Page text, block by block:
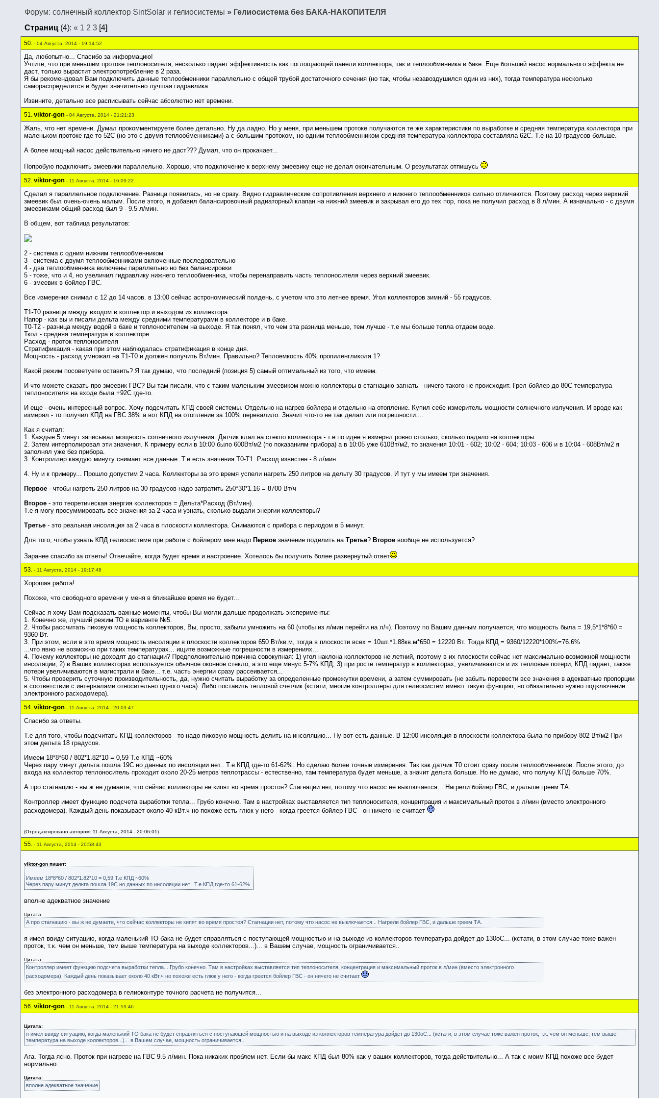
Форум: солнечный коллектор SintSolar и гелиосистемы » Гелиосистема без БАКА-НАКОПИТЕЛЯ
Страниц(4): « 1 2 3 [4]
50. - 04 Августа, 2014 - 19:14:52
Да, любопытно... Спасибо за информацию!
Учтите, что при меньшем протоке теплоносителя, несколько падает эффективность как поглощающей панели коллектора, так и теплообменника в баке. Еще больший насос нормального эффекта не
даст, только вырастит электропотребление в 2 раза.
Я бы рекомендовал Вам подключить данные теплообменники параллельно с общей трубой достаточного сечения (но так, чтобы незавоздушился один из них), тогда температура несколько
самораспределится и будет значительно лучшая гидравлика.
Извините, детально все расписывать сейчас абсолютно нет времени.
51. viktor-gon- 04 Августа, 2014 - 21:21:23
Жаль, что нет времени. Думал прокомментируете более детально. Ну да ладно. Но у меня, при меньшем протоке получаются те же характеристики по выработке и средняя температура коллектора при
маленьком протоке где-то 52С (но это с двумя теплообменниками) а с большим протоком, но одним теплообменником средняя температура коллектора составляла 62С. Т.е на 10 градусов больше.
А более мощный насос действительно ничего не даст??? Думал, что он прокачает...
Попробую подключить змеевики параллельно. Хорошо, что подключение к верхнему змеевику еще не делал окончательным. О результатах отпишусь
52. viktor-gon- 11 Августа, 2014 - 16:09:22
Сделал я параллельное подключение. Разница появилась, но не сразу. Видно гидравлические сопротивления верхнего и нижнего теплообменников сильно отличаются. Поэтому расход через верхний
змеевик был очень-очень малым. После этого, я добавил балансировочный радиаторный клапан на нижний змеевик и закрывал его до тех пор, пока не получил расход в 8 л/мин. А изначально - с двумя
змеевиками общий расход был 9 - 9.5 л/мин.
В общем, вот таблица результатов:
2 - система с одним нижним теплообменником
3 - система с двумя теплообменниками включенные последовательно
4 - два теплообменника включены параллельно но без балансировки
5 - тоже, что и 4, но увеличил гидравлику нижнего теплообменника, чтобы перенаправить часть теплоносителя через верхний змеевик.
6 - змеевик в бойлер ГВС.
Все измерения снимал с 12 до 14 часов. в 13:00 сейчас астрономический полдень, с учетом что это летнее время. Угол коллекторов зимний - 55 градусов.
T1-T0 разница между входом в коллектор и выходом из коллектора.
Напор - как вы и писали дельта между средними температурами в коллекторе и в баке.
T0-T2 - разница между водой в баке и теплоносителем на выходе. Я так понял, что чем эта разница меньше, тем лучше - т.е мы больше тепла отдаем воде.
Ткол - средняя температура в коллекторе.
Расход - проток теплоносителя
Стратификация - какая при этом наблюдалась стратификация в конце дня.
Мощность - расход умножал на T1-T0 и должен получить Вт/мин. Правильно? Теплоемкость 40% пропиленгликоля 1?
Какой режим посоветуете оставить? Я так думаю, что последний (позиция 5) самый оптимальный из того, что имеем.
И что можете сказать про змеевик ГВС? Вы там писали, что с таким маленьким змеевиком можно коллекторы в стагнацию загнать - ничего такого не происходит. Грел бойлер до 80С температура
теплоносителя на входе была +92С где-то.
И еще - очень интересный вопрос. Хочу подсчитать КПД своей системы. Отдельно на нагрев бойлера и отдельно на отопление. Купил себе измеритель мощности солнечного излучения. И вроде как
измерял - то получил КПД на ГВС 38% а вот КПД на отопление за 100% перевалило. Значит что-то не так делал или погрешности....
Как я считал:
1. Каждые 5 минут записывал мощность солнечного излучения. Датчик клал на стекло коллектора - т.е по идее я измерял ровно столько, сколько падало на коллекторы.
2. Затем интерполировал эти значения. К примеру если в 10:00 было 600Вт/м2 (по показаниям прибора) а в 10:05 уже 610Вт/м2, то значения 10:01 - 602; 10:02 - 604; 10:03 - 606 и в 10:04 - 608Вт/м2 я
заполнял уже без прибора.
3. Контроллер каждую минуту снимает все данные. Т.е есть значения T0-T1. Расход известен - 8 л/мин.
4. Ну и к примеру... Прошло допустим 2 часа. Коллекторы за это время успели нагреть 250 литров на дельту 30 градусов. И тут у мы имеем три значения.
Первое- чтобы нагреть 250 литров на 30 градусов надо затратить 250*30*1.16 = 8700 Вт/ч
Второе- это теоретическая энергия коллекторов = Дельта*Расход (Вт/мин).
Т.е я могу просуммировать все значения за 2 часа и узнать, сколько выдали энергии коллекторы?
Третье- это реальная инсоляция за 2 часа в плоскости коллектора. Снимаются с прибора с периодом в 5 минут.
Для того, чтобы узнать КПД гелиосистеме при работе с бойлером мне надо Первоезначение поделить на Третье? Второевообще не используется?
Заранее спасибо за ответы! Отвечайте, когда будет время и настроение. Хотелось бы получить более развернутый ответ
53. - 11 Августа, 2014 - 19:17:48
Хорошая работа!
Похоже, что свободного времени у меня в ближайшее время не будет...
Сейчас я хочу Вам подсказать важные моменты, чтобы Вы могли дальше продолжать эксперименты:
1. Конечно же, лучший режим ТО в варианте №5.
2. Чтобы рассчитать пиковую мощность коллекторов, Вы, просто, забыли умножить на 60 (чтобы из л/мин перейти на л/ч). Поэтому по Вашим данным получается, что мощность была = 19,5*1*8*60 =
9360 Вт.
3. При этом, если в это время мощность инсоляции в плоскости коллекторов 650 Вт/кв.м, тогда в плоскости всех = 10шт.*1.88кв.м*650 = 12220 Вт. Тогда КПД = 9360/12220*100%=76.6%
...что явно не возможно при таких температурах... ищите возможные погрешности в измерениях...
4. Почему коллекторы не доходят до стагнации? Предположительно причина совокупная: 1) угол наклона коллекторов не летний, поэтому в их плоскости сейчас нет максимально-возможной мощности
инсоляции; 2) в Ваших коллекторах используется обычное оконное стекло, а это еще минус 5-7% КПД; 3) при росте температур в коллекторах, увеличиваются и их тепловые потери, КПД падает, также
потери увеличиваются в магистрали и баке... т.е. часть энергии сразу рассеивается...
5. Чтобы проверить суточную производительность, да, нужно считать выработку за определенные промежутки времени, а затем суммировать (не забыть перевести все значения в адекватные пропорции
в соответствии с интервалами относительно одного часа). Либо поставить тепловой счетчик (кстати, многие контроллеры для гелиосистем имеют такую функцию, но обязательно нужно подключение
электронного расходомера).
54. viktor-gon- 11 Августа, 2014 - 20:03:47
Спасибо за ответы.
Т.е для того, чтобы подсчитать КПД коллекторов - то надо пиковую мощность делить на инсоляцию... Ну вот есть данные. В 12:00 инсоляция в плоскости коллектора была по прибору 802 Вт/м2 При
этом дельта 18 градусов.
Имеем 18*8*60 / 802*1.82*10 = 0,59 Т.е КПД ~60%
Через пару минут дельта пошла 19С но данных по инсоляции нет.. Т.е КПД где-то 61-62%. Но сделаю более точные измерения. Так как датчик Т0 стоит сразу после теплообменников. После этого, до
входа на коллектор теплоноситель проходит около 20-25 метров теплотрассы - естественно, там температура будет меньше, а значит дельта больше. Но не думаю, что получу КПД больше 70%.
А про стагнацию - вы ж не думаете, что сейчас коллекторы не кипят во время простоя? Стагнации нет, потому что насос не выключается... Нагрели бойлер ГВС, и дальше греем ТА.
Контроллер имеет функцию подсчета выработки тепла... Грубо конечно. Там в настройках выставляется тип теплоносителя, концентрация и максимальный проток в л/мин (вместо электронного
расходомера). Каждый день показывает около 40 кВт.ч но похоже есть глюк у него - когда греется бойлер ГВС - он ничего не считает
(Отредактировано автором: 11 Августа, 2014 - 20:06:01)
55. - 11 Августа, 2014 - 20:58:43
viktor-gon пишет:
Имеем 18*8*60 / 802*1.82*10 = 0,59 Т.е КПД ~60%
Через пару минут дельта пошла 19С но данных по инсоляции нет.. Т.е КПД где-то 61-62%.
вполне адекватное значение
Цитата:
А про стагнацию - вы ж не думаете, что сейчас коллекторы не кипят во время простоя? Стагнации нет, потому что насос не выключается... Нагрели бойлер ГВС, и дальше греем ТА.
я имел ввиду ситуацию, когда маленький ТО бака не будет справляться с поступающей мощностью и на выходе из коллекторов температура дойдет до 130оС... (кстати, в этом случае тоже важен
проток, т.к. чем он меньше, тем выше температура на выходе коллекторов...)... в Вашем случае, мощность ограничивается..
Цитата:
Контроллер имеет функцию подсчета выработки тепла... Грубо конечно. Там в настройках выставляется тип теплоносителя, концентрация и максимальный проток в л/мин (вместо электронного
расходомера). Каждый день показывает около 40 кВт.ч но похоже есть глюк у него - когда греется бойлер ГВС - он ничего не считает
без электронного расходомера в гелиоконтуре точного расчета не получится...
56. viktor-gon- 11 Августа, 2014 - 21:59:46
Цитата:
я имел ввиду ситуацию, когда маленький ТО бака не будет справляться с поступающей мощностью и на выходе из коллекторов температура дойдет до 130оС... (кстати, в этом случае тоже важен проток, т.к. чем он меньше, тем выше
температура на выходе коллекторов...)... в Вашем случае, мощность ограничивается..
Ага. Тогда ясно. Проток при нагреве на ГВС 9.5 л/мин. Пока никаких проблем нет. Если бы макс КПД был 80% как у ваших коллекторов, тогда действительно... А так с моим КПД похоже все будет
нормально.
Цитата:
вполне адекватное значение